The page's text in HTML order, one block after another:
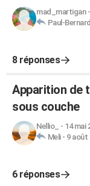
mad_martigan-
Paul-Bernard
8 réponses
Apparition de
sous couche
Nellio_ - 14 mai
Meli- 9 août
6 réponses